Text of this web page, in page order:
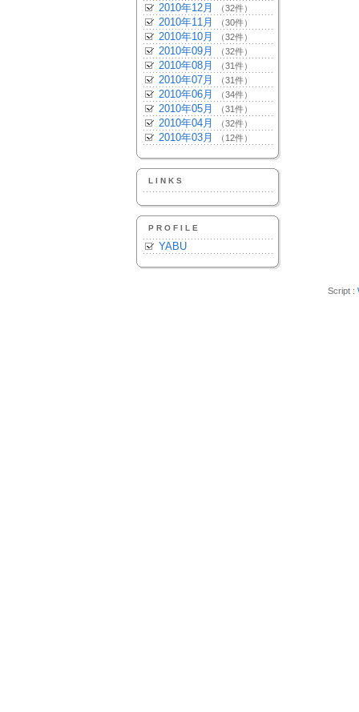
2010年12月 （32件）
2010年11月 （30件）
2010年10月 （32件）
2010年09月 （32件）
2010年08月 （31件）
2010年07月 （31件）
2010年06月 （34件）
2010年05月 （31件）
2010年04月 （32件）
2010年03月 （12件）
LINKS
PROFILE
YABU
Script :